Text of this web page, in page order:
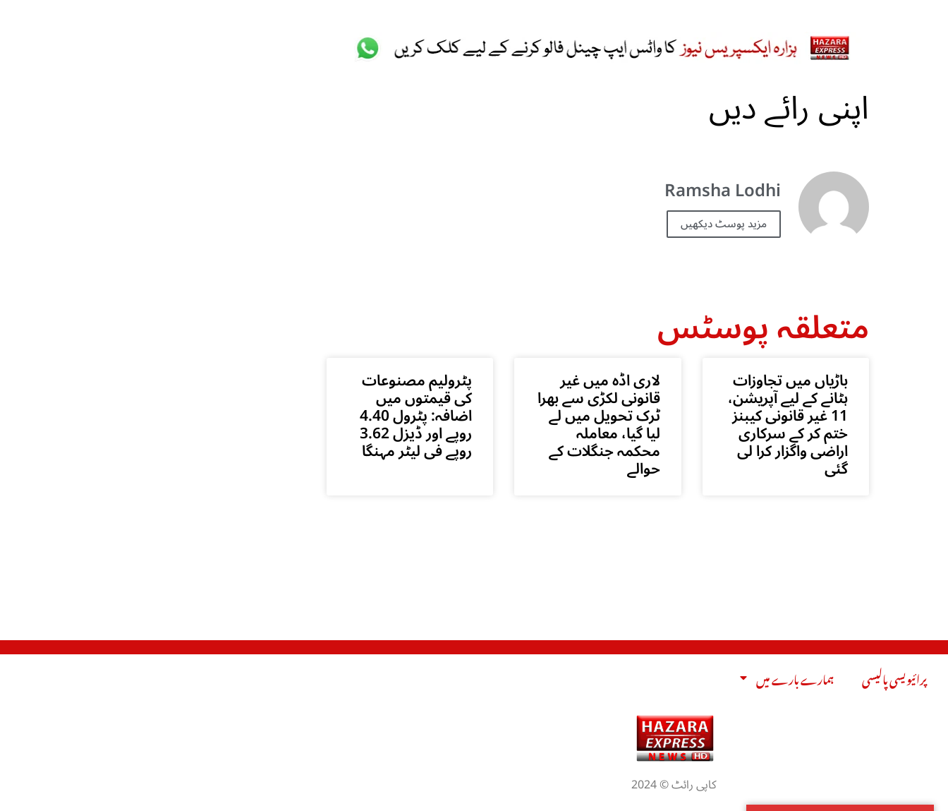
اپنی رائے دیں
Ramsha Lodhi
مزید پوسٹ دیکھیں
متعلقہ پوسٹس
باڑیاں میں تجاوزات
ہٹانے کے لیے آپریشن،
11 غیر قانونی کیبنز
ختم کر کے سرکاری
اراضی واگزار کرا لی
گئی
لاری اڈہ میں غیر
قانونی لکڑی سے بھرا
ٹرک تحویل میں لے
لیا گیا، معاملہ
محکمہ جنگلات کے
حوالے
پٹرولیم مصنوعات
کی قیمتوں میں
اضافہ: پٹرول 4.40
روپے اور ڈیزل 3.62
روپے فی لیٹر مہنگا
پرائیویسی پالیسی ہمارے بارے میں
کاپی رائٹ © 2024